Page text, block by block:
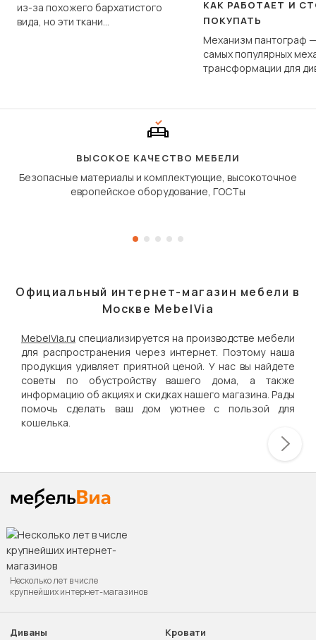
из-за похожего бархатистого
вида, но эти ткани
КАК РАБОТАЕТ И
ПОКУПАТЬ
Механизм пантограф
самых популярных
трансформации для
сиденье не
дугообразной
ВЫСОКОЕ КАЧЕСТВО МЕБЕЛИ
Безопасные материалы и комплектующие, высокоточное
европейское оборудование, ГОСТы
Официальный интернет-магазин мебели в
Москве MebelVia
MebelVia.ru специализируется на производстве мебели
для распространения через интернет. Поэтому наша
продукция удивляет приятной ценой. У нас вы найдете
советы по обустройству вашего дома, а также
информацию об акциях и скидках нашего магазина. Рады
помочь сделать ваш дом уютнее с пользой для
кошелька.
Несколько лет в числе
крупнейших интернет-магазинов
Диваны
Кровати